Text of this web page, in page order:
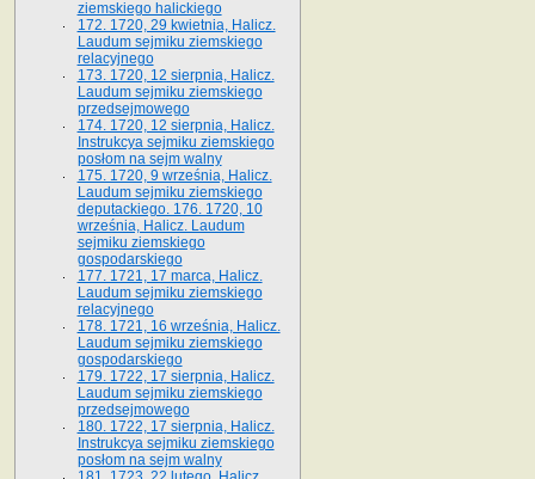
ziemskiego halickiego
172. 1720, 29 kwietnia, Halicz.
Laudum sejmiku ziemskiego
relacyjnego
173. 1720, 12 sierpnia, Halicz.
Laudum sejmiku ziemskiego
przedsejmowego
174. 1720, 12 sierpnia, Halicz.
Instrukcya sejmiku ziemskiego
posłom na sejm walny
175. 1720, 9 września, Halicz.
Laudum sejmiku ziemskiego
deputackiego. 176. 1720, 10
września, Halicz. Laudum
sejmiku ziemskiego
gospodarskiego
177. 1721, 17 marca, Halicz.
Laudum sejmiku ziemskiego
relacyjnego
178. 1721, 16 września, Halicz.
Laudum sejmiku ziemskiego
gospodarskiego
179. 1722, 17 sierpnia, Halicz.
Laudum sejmiku ziemskiego
przedsejmowego
180. 1722, 17 sierpnia, Halicz.
Instrukcya sejmiku ziemskiego
posłom na sejm walny